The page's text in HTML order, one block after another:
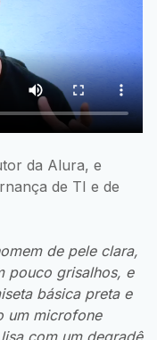
da Alura, e
de TI e de
de pele clara,
pouco grisalhos, e
básica preta e
um microfone
com um degradê